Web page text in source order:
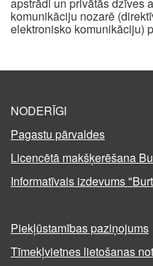
komunikāciju nozarē
elektronisko komunikāciju)
NODERĪGI
Pagastu pārvaldes
Licencētā makšķerēšana
Informatīvais izdevums
Piekļūstamības paziņojums
Tīmekļvietnes lietošanas